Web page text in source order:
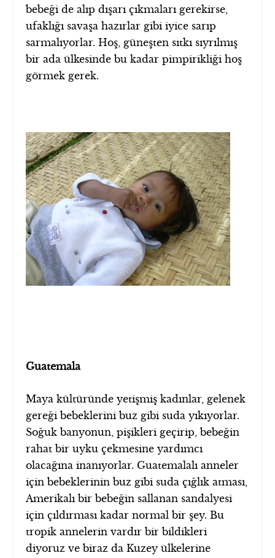
bebeği de alıp dışarı çıkmaları gerekirse,
ufaklığı savaşa hazırlar gibi iyice sarıp
sarmalıyorlar. Hoş, güneşten sıtkı sıyrılmış
bir ada ülkesinde bu kadar pimpirikliği hoş
görmek gerek.
Guatemala
Maya kültüründe yetişmiş kadınlar, gelenek
gereği bebeklerini buz gibi suda yıkıyorlar.
Soğuk banyonun, pişikleri geçirip, bebeğin
rahat bir uyku çekmesine yardımcı
olacağına inanıyorlar. Guatemalalı anneler
için bebeklerinin buz gibi suda çığlık atması,
Amerikalı bir bebeğin sallanan sandalyesi
için çıldırması kadar normal bir şey. Bu
tropik annelerin vardır bir bildikleri
diyoruz ve biraz da Kuzey ülkelerine